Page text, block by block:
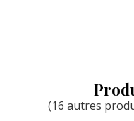
(16 autres